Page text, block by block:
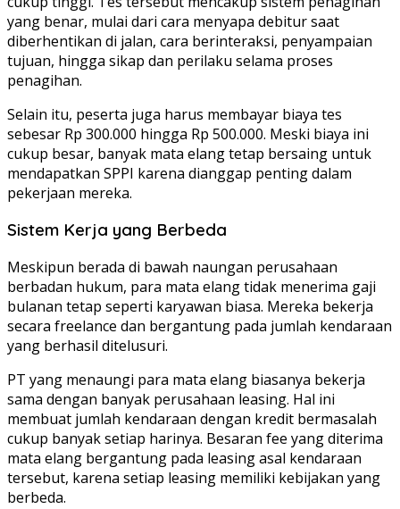
yang benar, mulai dari cara menyapa debitur saat
diberhentikan di jalan, cara berinteraksi, penyampaian
tujuan, hingga sikap dan perilaku selama proses
penagihan.
Selain itu, peserta juga harus membayar biaya tes
sebesar Rp 300.000 hingga Rp 500.000. Meski biaya ini
cukup besar, banyak mata elang tetap bersaing untuk
mendapatkan SPPI karena dianggap penting dalam
pekerjaan mereka.
Sistem Kerja yang Berbeda
Meskipun berada di bawah naungan perusahaan
berbadan hukum, para mata elang tidak menerima gaji
bulanan tetap seperti karyawan biasa. Mereka bekerja
secara freelance dan bergantung pada jumlah kendaraan
yang berhasil ditelusuri.
PT yang menaungi para mata elang biasanya bekerja
sama dengan banyak perusahaan leasing. Hal ini
membuat jumlah kendaraan dengan kredit bermasalah
cukup banyak setiap harinya. Besaran fee yang diterima
mata elang bergantung pada leasing asal kendaraan
tersebut, karena setiap leasing memiliki kebijakan yang
berbeda.